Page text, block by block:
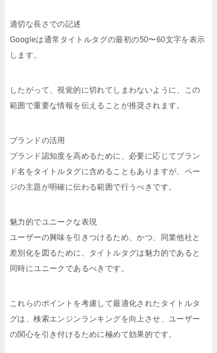
適切な長さでの記述
Googleは通常タイトルタグの最初の50〜60文字を表示
します。
したがって、視覚的に切れてしまわないように、この
範囲で重要な情報を伝えることが推奨されます。
ブランドの活用
ブランド認知度を高めるために、必要に応じてブラン
ド名をタイトルタグに含めることもありますが、ペー
ジの主題が明確に伝わる範囲で行うべきです。
魅力的でユニークな表現
ユーザーの興味を引きつけるため、かつ、同業他社と
差別化を図るために、タイトルタグは魅力的であると
同時にユニークであるべきです。
これらのポイントを考慮して最適化されたタイトルタ
グは、検索エンジンランキングを向上させ、ユーザー
の関心を引き付けるために極めて効果的です。